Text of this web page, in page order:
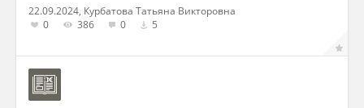
22.09.2024, Курбатова Татьяна Викторовна
0
386 0 5